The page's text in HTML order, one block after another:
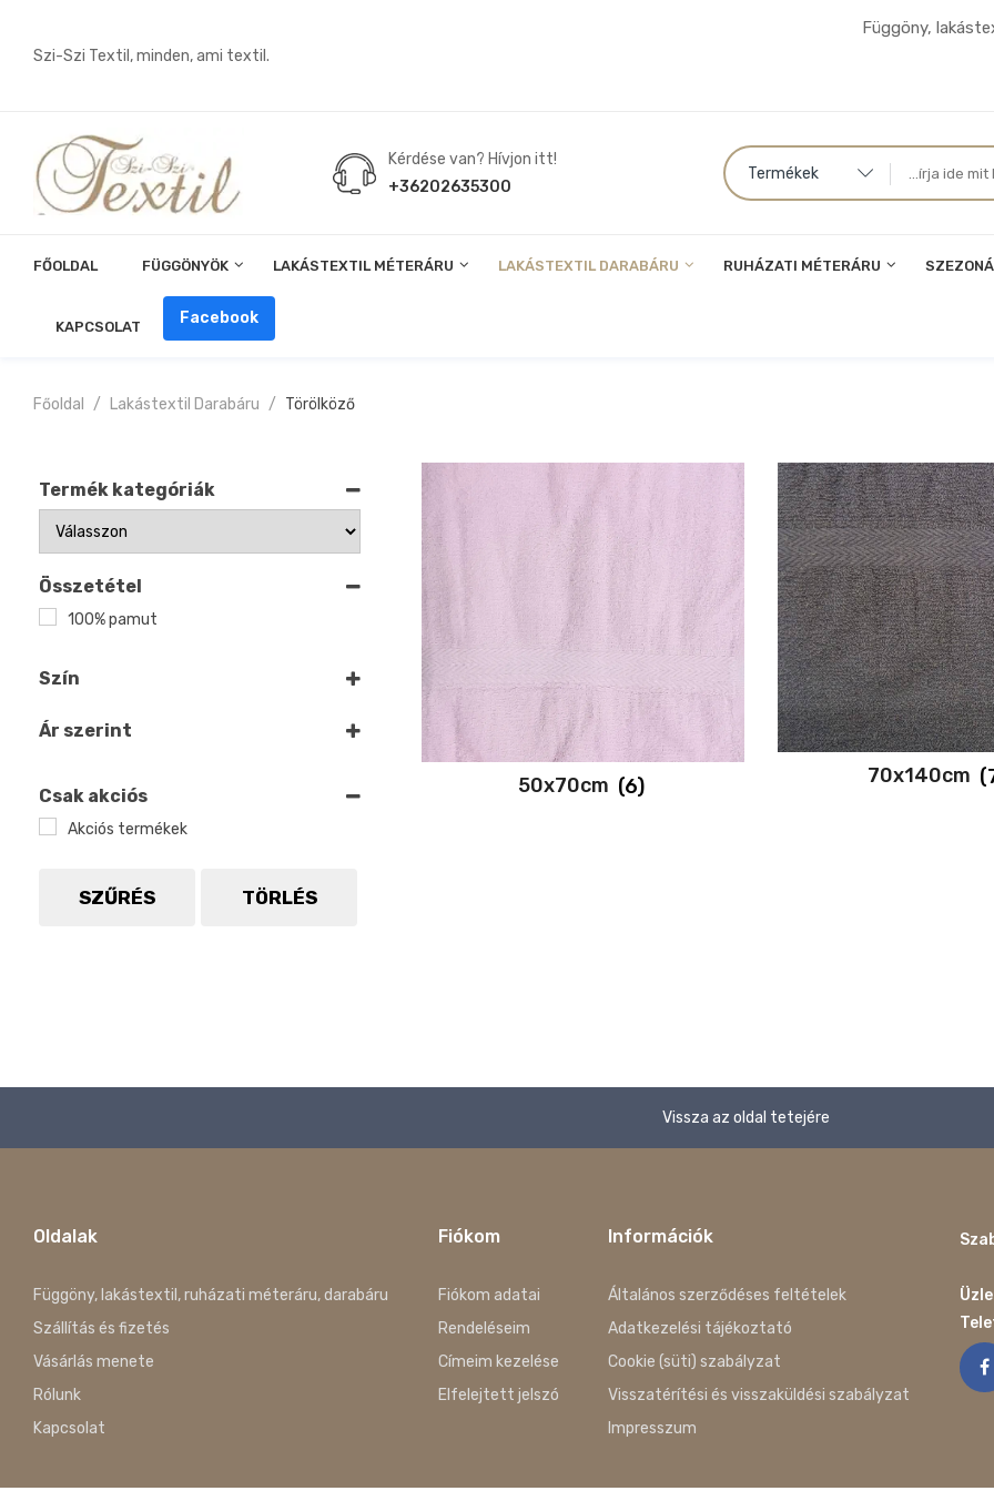
Szi-Szi Textil, minden, ami textil.
Függöny,
Kérdése van? Hívjon itt!
+36202635300
Termékek
FŐOLDAL FÜGGÖNYÖK LAKÁSTEXTIL MÉTERÁRU LAKÁSTEXTIL DARABÁRU RUHÁZATI MÉTERÁRU
KAPCSOLAT Facebook
Főoldal Lakástextil Darabáru Törölköző
50x70cm (6) 70x140cm
Termék kategóriák
Összetétel
100% pamut
Szín
antracit szörke
antracit szürke
Bézs
vajsárga
Ár szerint
Csak akciós
Akciós termékek
SZŰRÉS TÖRLÉS
Vissza az oldal tetejére
Oldalak
Függöny, lakástextil, ruházati méteráru, darabáru
Szállítás és fizetés
Vásárlás menete
Rólunk
Kapcsolat
Fiókom
Fiókom adatai
Rendeléseim
Címeim kezelése
Elfelejtett jelszó
Információk
Általános szerződéses feltételek
Adatkezelési tájékoztató
Cookie (süti) szabályzat
Visszatérítési és visszaküldési szabályzat
Impresszum